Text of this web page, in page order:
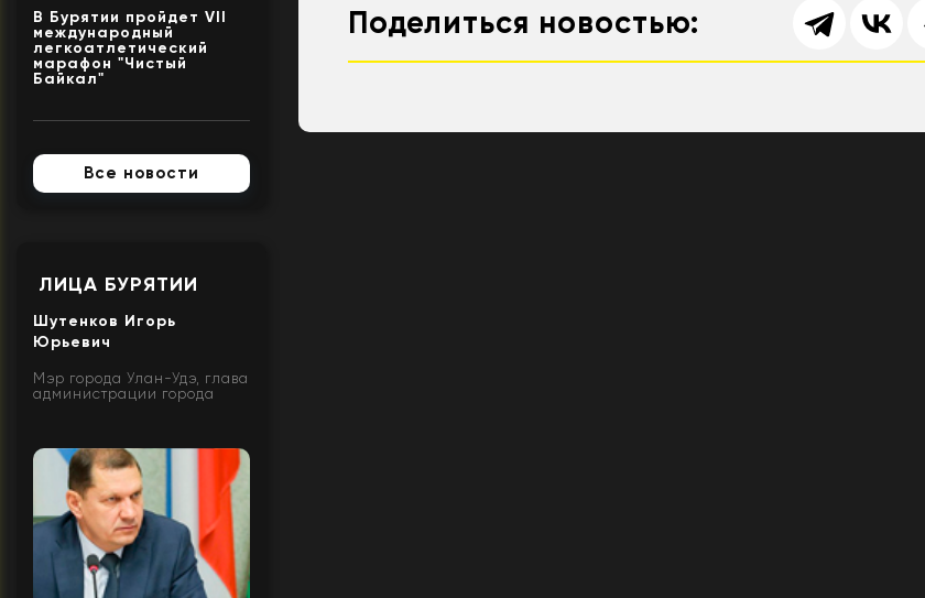
В Бурятии пройдет VII
международный
легкоатлетический
марафон "Чистый
Байкал"
Все новости
ЛИЦА БУРЯТИИ
Шутенков Игорь
Юрьевич
Мэр города Улан-Удэ, глава
администрации города
Поделиться новостью: